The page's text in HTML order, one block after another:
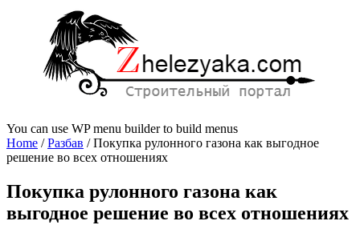
You can use WP menu builder to build menus
Home /Разбав /Покупка рулонного газона как выгодное
решение во всех отношениях
Покупка рулонного газона как
выгодное решение во всех отношениях